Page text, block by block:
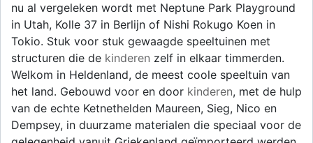
nu al vergeleken wordt met Neptune Park Playground
in Utah, Kolle 37 in Berlijn of Nishi Rokugo Koen in
Tokio. Stuk voor stuk gewaagde speeltuinen met
structuren die de kinderen zelf in elkaar timmerden.
Welkom in Heldenland, de meest coole speeltuin van
het land. Gebouwd voor en door kinderen, met de hulp
van de echte Ketnethelden Maureen, Sieg, Nico en
Dempsey, in duurzame materialen die speciaal voor de